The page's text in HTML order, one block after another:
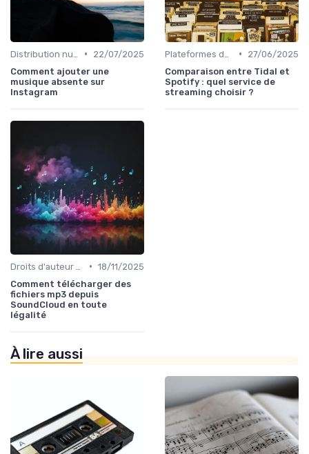
•
22/07/2025
Comment ajouter une
musique absente sur
Instagram
•
27/06/2025
Comparaison entre Tidal et
Spotify : quel service de
streaming choisir ?
• 18/11/2025
Comment télécharger des
fichiers mp3 depuis
SoundCloud en toute
légalité
À lire aussi